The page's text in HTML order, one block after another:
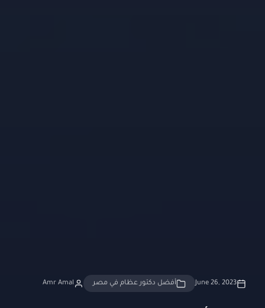
June 26, 2023 أفضل دكتور عظام في مصر Amr Amal